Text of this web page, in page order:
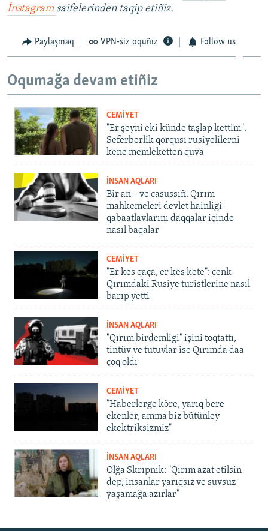
İnstagram saifelerinden taqip etiñiz.
Paylaşmaq VPN-siz oquñız Follow us
Oqumağa devam etiñiz
CEMİYET
"Er şeyni eki künde taşlap kettim".
Seferberlik qorqusı rusiyelilerni
kene memleketten quva
İNSAN AQLARI
Bir an – ve casussıñ. Qırım
mahkemeleri devlet hainligi
qabaatlavlarını daqqalar içinde
nasıl baqalar
CEMİYET
"Er kes qaça, er kes kete": cenk
Qırımdaki Rusiye turistlerine nasıl
barıp yetti
İNSAN AQLARI
"Qırım birdemligi" işini toqtattı,
tintüv ve tutuvlar ise Qırımda daa
çoq oldı
CEMİYET
"Haberlerge köre, yarıq bere
ekenler, amma biz bütünley
ekektriksizmiz"
İNSAN AQLARI
Olğa Skrıpnık: "Qırım azat etilsin
dep, insanlar yarıqsız ve suvsuz
yaşamağa azırlar"